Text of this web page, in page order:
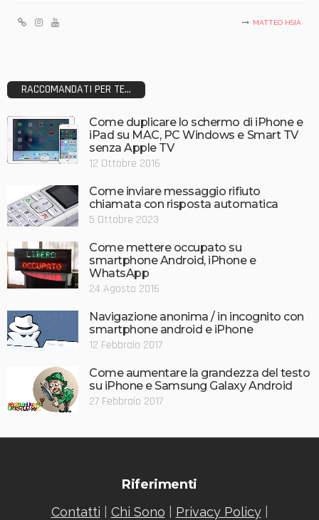
MATTEO HSIA
RACCOMANDATI PER TE...
Come duplicare lo schermo di iPhone e
iPad su MAC, PC Windows e Smart TV
senza Apple TV
12 Ottobre 2016
Come inviare messaggio rifiuto
chiamata con risposta automatica
5 Ottobre 2023
Come mettere occupato su
smartphone Android, iPhone e
WhatsApp
24 Agosto 2016
Navigazione anonima / in incognito con
smartphone android e iPhone
12 Febbraio 2017
Come aumentare la grandezza del testo
su iPhone e Samsung Galaxy Android
27 Febbraio 2017
Riferimenti
Contatti Chi Sono Privacy Policy|